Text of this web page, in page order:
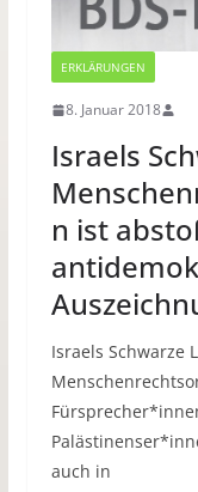
ERKLÄRUNGEN
8. Januar 2018
Israels
n ist
Israels Schwarze
auch in